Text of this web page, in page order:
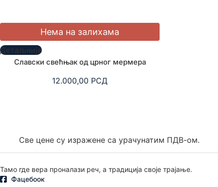
Детаљније
Славски свећњак од црног мермера
12.000,00 РСД
Све цене су изражене са урачунатим ПДВ-ом.
Тамо где вера проналази реч, а традиција своје трајање.
Фацебоок